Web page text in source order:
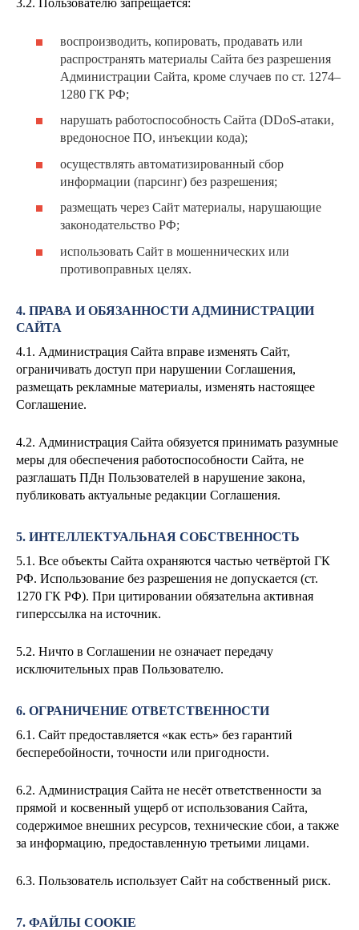
3.2. Пользователю запрещается:
воспроизводить, копировать, продавать или
распространять материалы Сайта без разрешения
Администрации Сайта, кроме случаев по ст. 1274–
1280 ГК РФ;
нарушать работоспособность Сайта (DDoS-атаки,
вредоносное ПО, инъекции кода);
осуществлять автоматизированный сбор
информации (парсинг) без разрешения;
размещать через Сайт материалы, нарушающие
законодательство РФ;
использовать Сайт в мошеннических или
противоправных целях.
4. ПРАВА И ОБЯЗАННОСТИ АДМИНИСТРАЦИИ
САЙТА
4.1. Администрация Сайта вправе изменять Сайт,
ограничивать доступ при нарушении Соглашения,
размещать рекламные материалы, изменять настоящее
Соглашение.
4.2. Администрация Сайта обязуется принимать разумные
меры для обеспечения работоспособности Сайта, не
разглашать ПДн Пользователей в нарушение закона,
публиковать актуальные редакции Соглашения.
5. ИНТЕЛЛЕКТУАЛЬНАЯ СОБСТВЕННОСТЬ
5.1. Все объекты Сайта охраняются частью четвёртой ГК
РФ. Использование без разрешения не допускается (ст.
1270 ГК РФ). При цитировании обязательна активная
гиперссылка на источник.
5.2. Ничто в Соглашении не означает передачу
исключительных прав Пользователю.
6. ОГРАНИЧЕНИЕ ОТВЕТСТВЕННОСТИ
6.1. Сайт предоставляется «как есть» без гарантий
бесперебойности, точности или пригодности.
6.2. Администрация Сайта не несёт ответственности за
прямой и косвенный ущерб от использования Сайта,
содержимое внешних ресурсов, технические сбои, а также
за информацию, предоставленную третьими лицами.
6.3. Пользователь использует Сайт на собственный риск.
7. ФАЙЛЫ COOKIE